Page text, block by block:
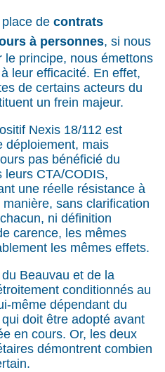
place de contrats
à personnes, si nous
principe, nous émettons
leur efficacité. En effet,
de certains acteurs du
un frein majeur.
Nexis 18/112 est
déploiement, mais
pas bénéficié du
leurs CTA/CODIS,
une réelle résistance à
sans clarification
ni définition
carence, les mêmes
les mêmes effets.
Beauvau et de la
conditionnés au
même dépendant du
doit être adopté avant
en cours. Or, les deux
démontrent combien